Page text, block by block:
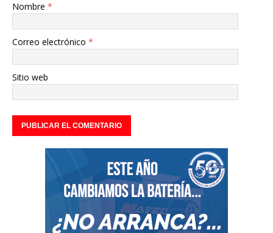
Nombre *
Correo electrónico *
Sitio web